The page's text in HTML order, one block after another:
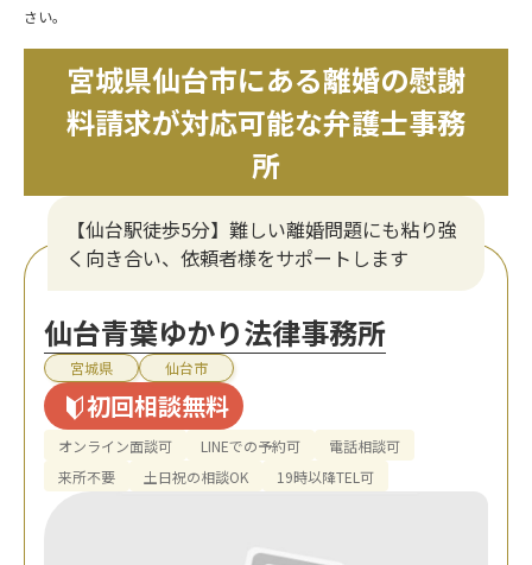
さい。
宮城県仙台市にある離婚の慰謝
料請求が対応可能な弁護士事務
所
【仙台駅徒歩5分】難しい離婚問題にも粘り強
く向き合い、依頼者様をサポートします
仙台青葉ゆかり法律事務所
宮城県 仙台市
初回相談無料
オンライン面談可 LINEでの予約可
電話相談可
来所不要
土日祝の相談OK 19時以降TEL可